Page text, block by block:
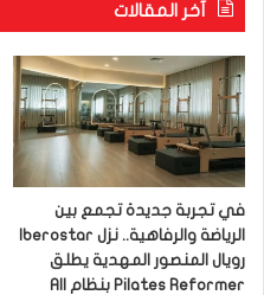
آخر المقالات
في تجربة جديدة تجمع بين
رويال المنصور المهدية يطلق
Pilates Reformer بنظام All